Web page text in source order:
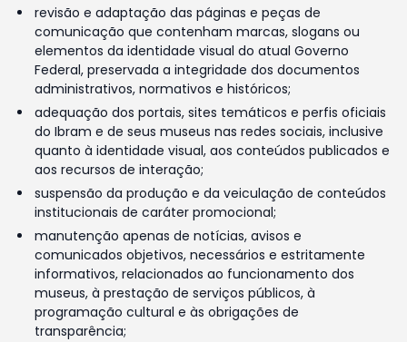
revisão e adaptação das páginas e peças de
comunicação que contenham marcas, slogans ou
elementos da identidade visual do atual Governo
Federal, preservada a integridade dos documentos
administrativos, normativos e históricos;
adequação dos portais, sites temáticos e perfis oficiais
do Ibram e de seus museus nas redes sociais, inclusive
quanto à identidade visual, aos conteúdos publicados e
aos recursos de interação;
suspensão da produção e da veiculação de conteúdos
institucionais de caráter promocional;
manutenção apenas de notícias, avisos e
comunicados objetivos, necessários e estritamente
informativos, relacionados ao funcionamento dos
museus, à prestação de serviços públicos, à
programação cultural e às obrigações de
transparência;